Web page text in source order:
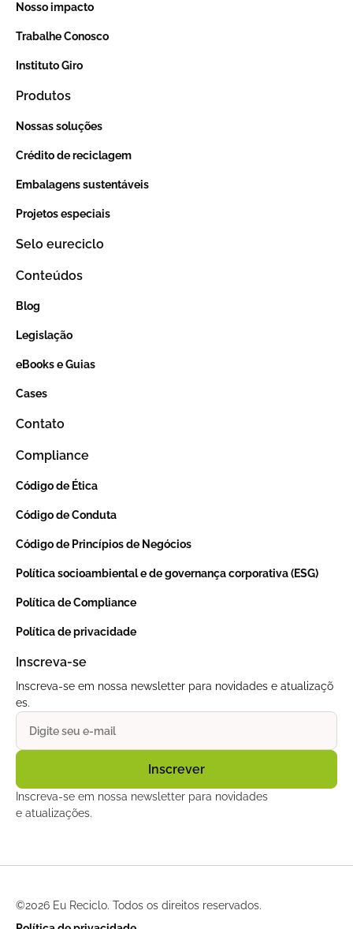
Nosso impacto
Trabalhe Conosco
Instituto Giro
Produtos
Nossas soluções
Crédito de reciclagem
Embalagens sustentáveis
Projetos especiais
Selo eureciclo
Conteúdos
Blog
Legislação
eBooks e Guias
Cases
Contato
Compliance
Código de Ética
Código de Conduta
Código de Princípios de Negócios
Política socioambiental e de governança corporativa (ESG)
Política de Compliance
Política de privacidade
Inscreva-se
Inscreva-se em nossa newsletter para novidades e atualizaçõ
es.
Inscreva-se em nossa newsletter para novidades
e atualizações.
©2026 Eu Reciclo. Todos os direitos reservados.